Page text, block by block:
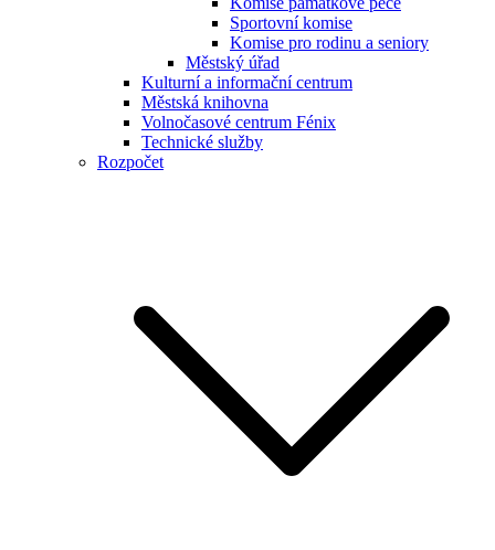
Sportovní komise
Komise pro rodinu a seniory
Městský úřad
Kulturní a informační centrum
Městská knihovna
Volnočasové centrum Fénix
Technické služby
Rozpočet